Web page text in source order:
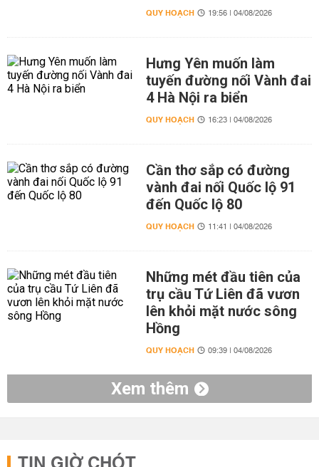
QUY HOẠCH 19:56 | 04/08/2026
Hưng Yên muốn làm
tuyến đường nối Vành đai
4 Hà Nội ra biển
QUY HOẠCH 16:23 | 04/08/2026
Cần thơ sắp có đường
vành đai nối Quốc lộ 91
đến Quốc lộ 80
QUY HOẠCH 11:41 | 04/08/2026
Những mét đầu tiên của
trụ cầu Tứ Liên đã vươn
lên khỏi mặt nước sông
Hồng
QUY HOẠCH 09:39 | 04/08/2026
Xem thêm